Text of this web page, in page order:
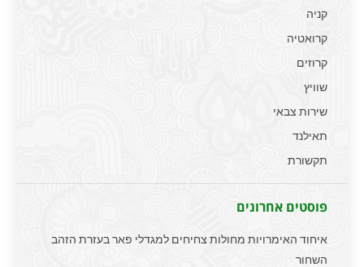
קניה
קרואטיה
קרוזים
שוויץ
שירות צבאי
תאילנד
תקשורת
פוסטים אחרונים
איחוד האימרויות מחולות צחיחים למגדלי פאר בעזרת הזהב
השחור